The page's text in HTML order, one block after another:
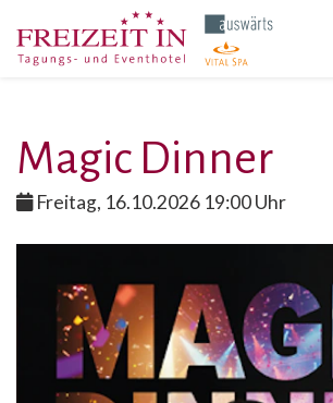
Magic Dinner
Freitag, 16.10.2026 19:00 Uhr